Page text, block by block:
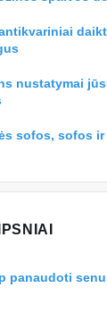
nustatymai
sofos, sofos
panaudoti